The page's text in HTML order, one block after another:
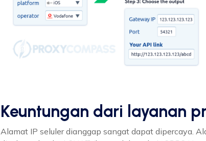
Keuntungan dari layanan
Alamat IP seluler dianggap sangat dapat dipercaya.